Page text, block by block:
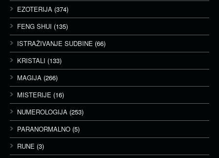
EZOTERIJA (374)
FENG SHUI (135)
ISTRAŽIVANJE SUDBINE (66)
KRISTALI (133)
MAGIJA (266)
MISTERIJE (16)
NUMEROLOGIJA (253)
PARANORMALNO (5)
RUNE (3)